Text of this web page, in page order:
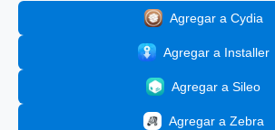
Agregar a Cydia
Agregar a Installer
Agregar a Sileo
Agregar a Zebra